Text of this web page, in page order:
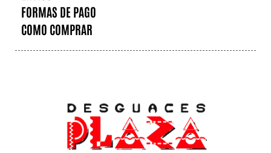
FORMAS DE PAGO
COMO COMPRAR